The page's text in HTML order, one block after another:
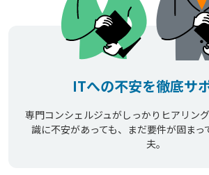
ITへの不安を徹底サ
専門コンシェルジュがしっかりヒアリン
識に不安があっても、まだ要件が固まっ
夫。